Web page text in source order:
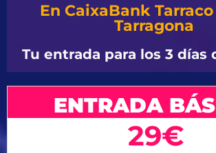
En CaixaBank
Tarragona
Tu entrada para los 3
ENTRADA
29€